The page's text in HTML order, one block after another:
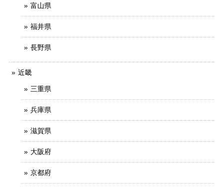
富山県
福井県
長野県
近畿
三重県
兵庫県
滋賀県
大阪府
京都府